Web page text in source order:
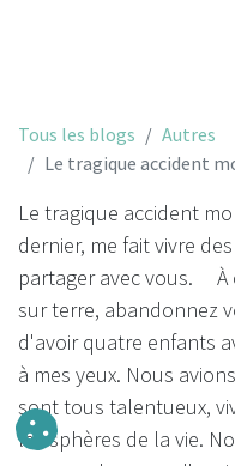
Tous les blogs
Autres
Le tragique accident
Le tragique accident
dernier, me fait vivre
partager avec vous. À
sur terre, abandonnez
d'avoir quatre enfants
à mes yeux. Nous
sont tous talentueux,
les sphères de la vie.